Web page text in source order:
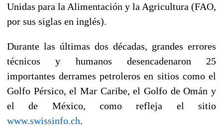
Unidas para la Alimentación y la Agricultura (FAO,
por sus siglas en inglés).
Durante las últimas dos décadas, grandes errores
técnicos y humanos desencadenaron 25
importantes derrames petroleros en sitios como el
Golfo Pérsico, el Mar Caribe, el Golfo de Omán y
el de México, como refleja el sitio
www.swissinfo.ch.